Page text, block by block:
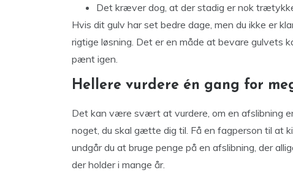
Det kræver dog, at der stadig er nok
Hvis dit gulv har set bedre dage, men du ikke er
rigtige løsning. Det er en måde at bevare gulvets
pænt igen.
Hellere vurdere én gang for
Det kan være svært at vurdere, om en afslibning
noget, du skal gætte dig til. Få en fagperson til at
undgår du at bruge penge på en afslibning, der
der holder i mange år.